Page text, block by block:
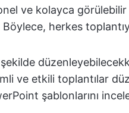
ve kolayca görülebilir
herkes
ve etkili toplantılar
şablonlarını